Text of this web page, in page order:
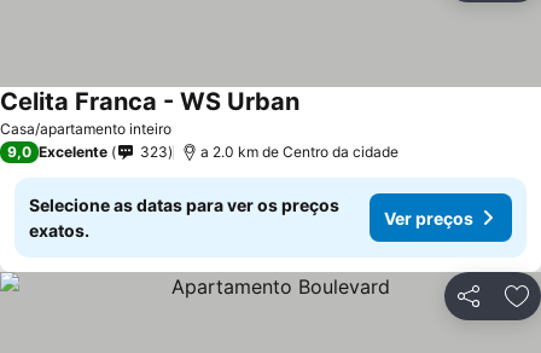
Casa/apartamento inteiro
Celita Franca - WS Urban
9,0 Excelente 323 a 2.0 km de Centro da cidade
Selecione as datas para ver os preços
exatos.
Ver preços
Partilhar